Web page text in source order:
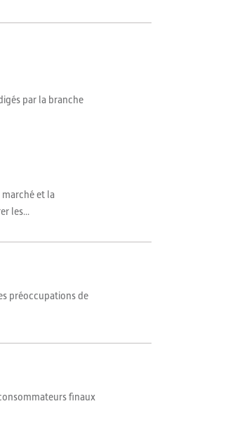
par la branche
et la
les...
préoccupations de
finaux